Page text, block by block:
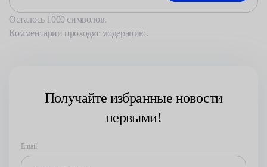
Осталось 1000 символов.
Комментарии проходят модерацию.
Получайте избранные новости
первыми!
Email